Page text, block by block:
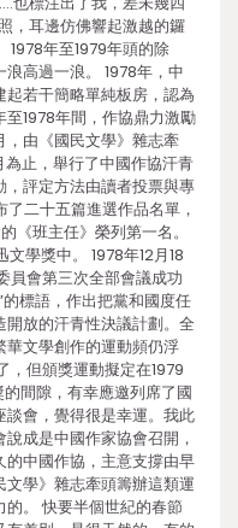
，耳邊仿佛響起激越的鑼
1978年至1979年頭的除
高過一浪。 1978年，中
若干簡略單純板房，認為
1978年間，作協鼎力激勵
，由《國民文學》雜志牽
為止，舉行了中國作協汗青
評定方法由讀者投票與專
二十五篇進選作品名單，
《班主任》榮列第一名。
學獎中。 1978年12月18
員會第三次全部會議成功
標語，作出把黨和國度任
放的汗青性決議計劃。全
文學創作的運動頻仍浮
，但頒獎運動擬定在1979
間隙，有幸應邀列席了國
會，覺得很是幸運。我此
成是中國作家協會召開，
中國作協，主意支撐由早
學》雜志牽頭籌辦這類運
。 快要半個世紀的春節